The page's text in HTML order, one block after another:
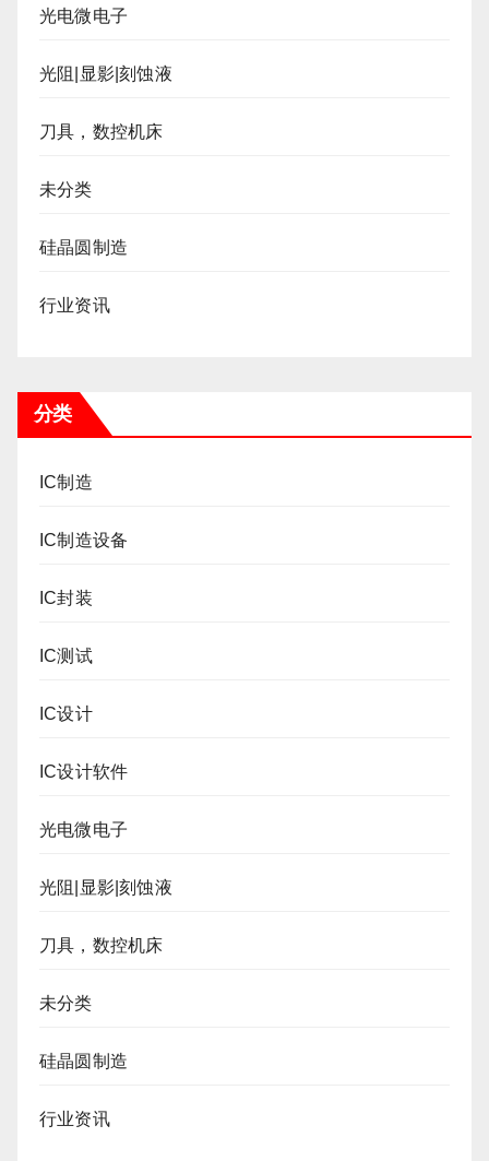
光电微电子
光阻|显影|刻蚀液
刀具，数控机床
未分类
硅晶圆制造
行业资讯
分类
IC制造
IC制造设备
IC封装
IC测试
IC设计
IC设计软件
光电微电子
光阻|显影|刻蚀液
刀具，数控机床
未分类
硅晶圆制造
行业资讯